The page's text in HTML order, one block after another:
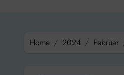
Home 2024 Februar